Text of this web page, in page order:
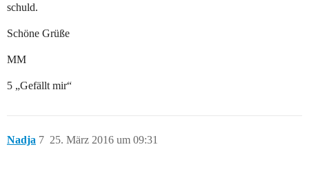
schuld.
Schöne Grüße
MM
5 „Gefällt mir“
Nadja 25. März 2016 um 09:31
7